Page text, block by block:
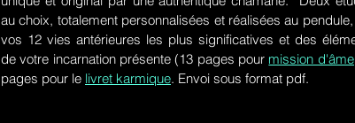
au choix, totalement personnalisées et réalisées au
vos 12 vies antérieures les plus significatives et des
de votre incarnation présente (13 pages pour mission
pages pour le livret karmique. Envoi sous format pdf.